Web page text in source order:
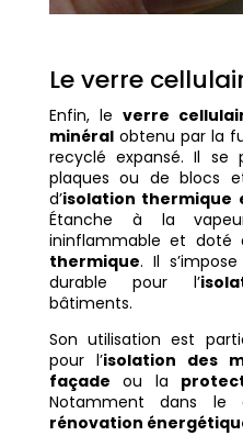
Le verre
Enfin, leverre
minéralobtenu par la
recyclé expansé. Il se
plaques ou de blocs
d’isolation thermique
Étanche à la
ininflammable et doté
thermique. Il
durable pour l’
bâtiments.
Son utilisation est
pour l’isolation des
façade ou la
Notamment dans le
rénovation